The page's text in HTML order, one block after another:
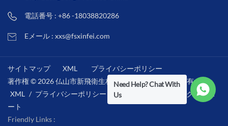
電話番号 : +86 -18038820286
Eメール : xxs@fsxinfei.com
サイトマップ XML
プライバシーポリシー
著作権 © 2026 仏山市新飛衛生材料株式会社 .全著作権所有 . /
XML / プライバシーポリシー /
IPv6ネットワークをサポ
ート
Friendly Links :
Need Help? Chat With
Us